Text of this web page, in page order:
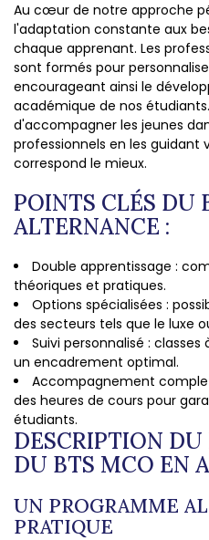
Au cœur de notre approche
l'adaptation constante aux
chaque apprenant. Les
sont formés pour
encourageant ainsi le
académique de nos
d'accompagner les jeunes
professionnels en les guidant
correspond le mieux.
POINTS CLÉS DU
ALTERNANCE :
Double apprentissage :
théoriques et pratiques.
Options spécialisées :
des secteurs tels que le luxe
Suivi personnalisé :
un encadrement optimal.
Accompagnement
des heures de cours pour
étudiants.
DESCRIPTION
DU BTS MCO EN
UN PROGRAMME
PRATIQUE